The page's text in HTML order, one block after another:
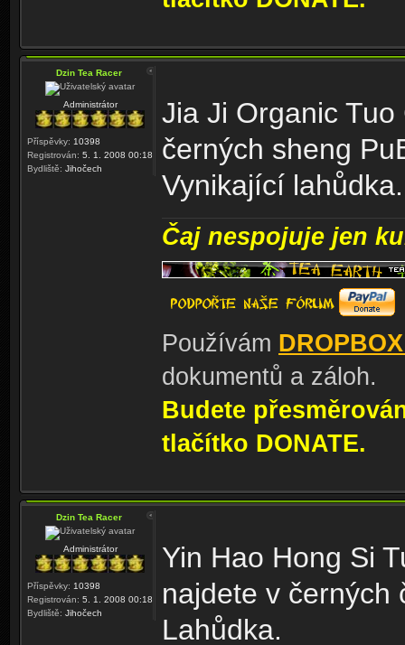
Dzin Tea Racer
Administrátor
Příspěvky: 10398
Registrován: 5. 1. 2008 00:18
Bydliště: Jihočech
Jia Ji Organic
černých sheng
Vynikající
Čaj nespojuje jen
Používám
dokumentů a záloh.
Budete
tlačítko DONATE.
Dzin Tea Racer
Administrátor
Příspěvky: 10398
Registrován: 5. 1. 2008 00:18
Bydliště: Jihočech
Yin Hao Hong Si
najdete v černých
Lahůdka.